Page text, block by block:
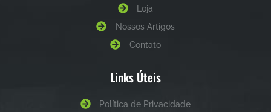
Loja
Nossos Artigos
Contato
Links Úteis
Política de Privacidade